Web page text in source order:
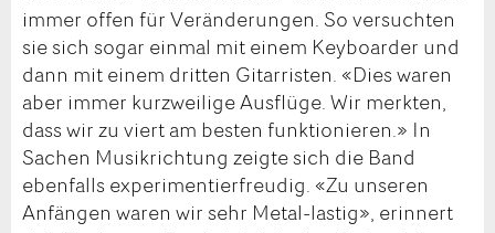
immer offen für Veränderungen. So versuchten
sie sich sogar einmal mit einem Keyboarder und
dann mit einem dritten Gitarristen. «Dies waren
aber immer kurzweilige Ausflüge. Wir merkten,
dass wir zu viert am besten funktionieren.» In
Sachen Musikrichtung zeigte sich die Band
ebenfalls experimentierfreudig. «Zu unseren
Anfängen waren wir sehr Metal-lastig», erinnert